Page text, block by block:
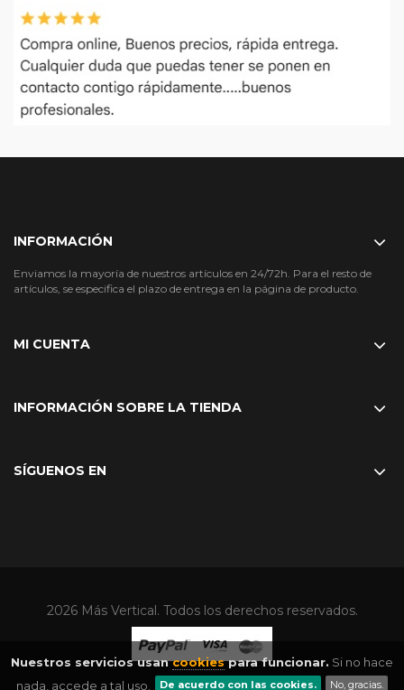
Nuestros servicios usancookiespara funcionar. Si no hace
nada, accede a tal uso.
De acuerdo con las cookies. No, gracias.
INFORMACIÓN
Enviamos la mayoría de nuestros artículos en 24/72h. Para el resto de
artículos, se especifica el plazo de entrega en la página de producto.
MI CUENTA
INFORMACIÓN SOBRE LA TIENDA
SÍGUENOS EN
2026 Más Vertical. Todos los derechos reservados.